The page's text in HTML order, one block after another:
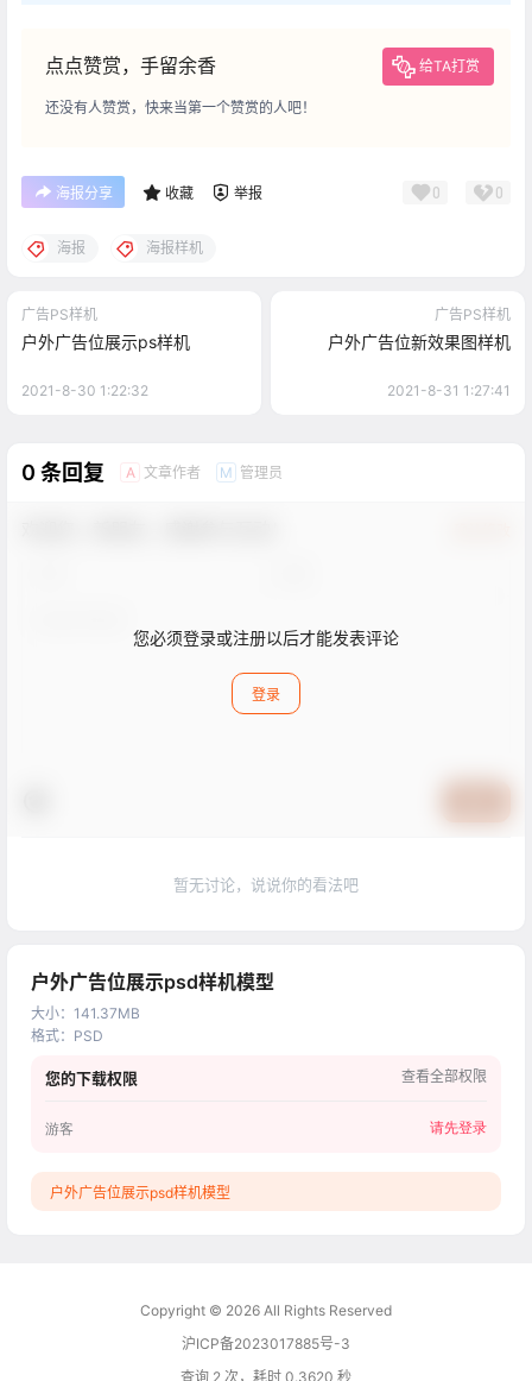
点点赞赏，手留余香 给TA打赏
还没有人赞赏，快来当第一个赞赏的人吧！
海报分享 收藏 举报 0 0
海报 海报样机
广告PS样机
户外广告位展示ps样机
2021-8-30 1:22:32
广告PS样机
户外广告位新效果图样机
2021-8-31 1:27:41
0 条回复 A 文章作者 M 管理员
您必须登录或注册以后才能发表评论
登录
暂无讨论，说说你的看法吧
户外广告位展示psd样机模型
大小： 141.37MB
格式： PSD
您的下载权限 查看全部权限
游客 请先登录
户外广告位展示psd样机模型
Copyright © 2026 All Rights Reserved
沪ICP备2023017885号-3
查询 2 次，耗时 0.3620 秒